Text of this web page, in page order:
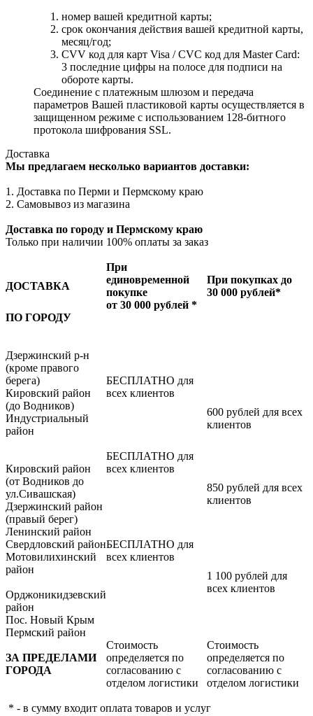
номер вашей кредитной карты;
cрок окончания действия вашей кредитной карты,
месяц/год;
CVV код для карт Visa / CVC код для Master Card:
3 последние цифры на полосе для подписи на
обороте карты.
Соединение с платежным шлюзом и передача
параметров Вашей пластиковой карты осуществляется в
защищенном режиме с использованием 128-битного
протокола шифрования SSL.
Доставка
Мы предлагаем несколько вариантов доставки:
1. Доставка по Перми и Пермскому краю
2. Самовывоз из магазина
Доставка по городу и Пермскому краю
Только при наличии 100% оплаты за заказ
ДОСТАВКА
При
единовременной
покупке
от 30 000 рублей *
При покупках до
30 000 рублей*
ПО ГОРОДУ
Дзержинский р-н
(кроме правого
берега)
Кировский район
(до Водников)
Индустриальный
район
Кировский район
(от Водников до
ул.Сивашская)
Дзержинский район
(правый берег)
Ленинский район
Свердловский район
Мотовилихинский
район
Орджоникидзевский
район
Пос. Новый Крым
Пермский район
БЕСПЛАТНО для
всех клиентов
БЕСПЛАТНО для
всех клиентов
БЕСПЛАТНО для
всех клиентов
600 рублей для всех
клиентов
850 рублей для всех
клиентов
1 100 рублей для
всех клиентов
ЗА ПРЕДЕЛАМИ
ГОРОДА
Стоимость
определяется по
согласованию с
отделом логистики
Стоимость
определяется по
согласованию с
отделом логистики
* - в сумму входит оплата товаров и услуг